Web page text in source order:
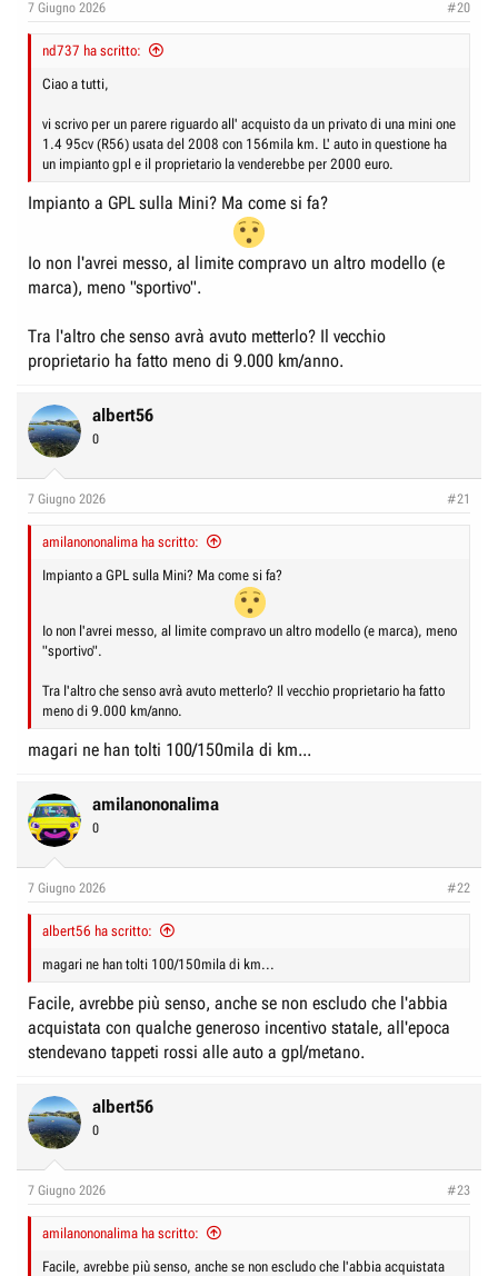
7 Giugno 2026 #20
nd737 ha scritto:
Ciao a tutti,
vi scrivo per un parere riguardo all' acquisto da un privato di una mini one
1.4 95cv (R56) usata del 2008 con 156mila km. L' auto in questione ha
un impianto gpl e il proprietario la venderebbe per 2000 euro.
Impianto a GPL sulla Mini? Ma come si fa?
Io non l'avrei messo, al limite compravo un altro modello (e
marca), meno "sportivo".
Tra l'altro che senso avrà avuto metterlo? Il vecchio
proprietario ha fatto meno di 9.000 km/anno.
albert56
0
7 Giugno 2026 #21
amilanononalima ha scritto:
Impianto a GPL sulla Mini? Ma come si fa?
Io non l'avrei messo, al limite compravo un altro modello (e marca), meno
"sportivo".
Tra l'altro che senso avrà avuto metterlo? Il vecchio proprietario ha fatto
meno di 9.000 km/anno.
magari ne han tolti 100/150mila di km...
amilanononalima
0
7 Giugno 2026 #22
albert56 ha scritto:
magari ne han tolti 100/150mila di km...
Facile, avrebbe più senso, anche se non escludo che l'abbia
acquistata con qualche generoso incentivo statale, all'epoca
stendevano tappeti rossi alle auto a gpl/metano.
albert56
0
7 Giugno 2026 #23
amilanononalima ha scritto:
Facile, avrebbe più senso, anche se non escludo che l'abbia acquistata